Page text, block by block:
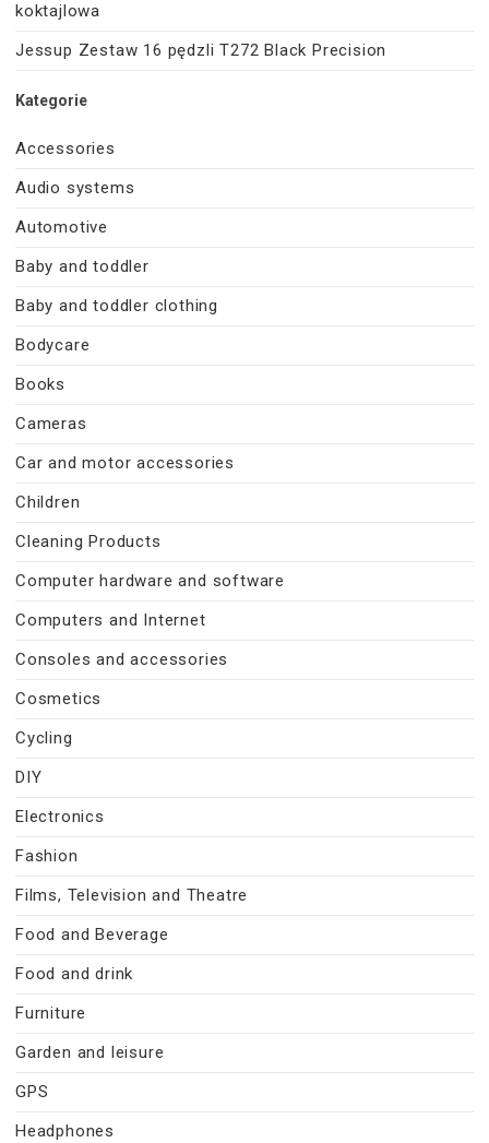
koktajlowa
Jessup Zestaw 16 pędzli T272 Black Precision
Kategorie
Accessories
Audio systems
Automotive
Baby and toddler
Baby and toddler clothing
Bodycare
Books
Cameras
Car and motor accessories
Children
Cleaning Products
Computer hardware and software
Computers and Internet
Consoles and accessories
Cosmetics
Cycling
DIY
Electronics
Fashion
Films, Television and Theatre
Food and Beverage
Food and drink
Furniture
Garden and leisure
GPS
Headphones